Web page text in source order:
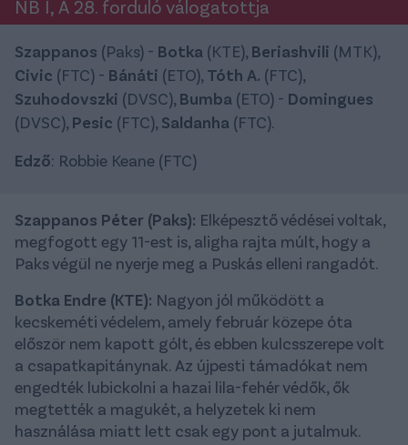
NB I, A 28. forduló válogatottja
Szappanos (Paks) - Botka (KTE), Beriashvili (MTK),
Civic (FTC) - Bánáti (ETO), Tóth A. (FTC),
Szuhodovszki (DVSC), Bumba (ETO) - Domingues
(DVSC), Pesic (FTC), Saldanha (FTC).
Edző: Robbie Keane (FTC)
Szappanos Péter (Paks): Elképesztő védései voltak,
megfogott egy 11-est is, aligha rajta múlt, hogy a
Paks végül ne nyerje meg a Puskás elleni rangadót.
Botka Endre (KTE): Nagyon jól működött a
kecskeméti védelem, amely február közepe óta
először nem kapott gólt, és ebben kulcsszerepe volt
a csapatkapitánynak. Az újpesti támadókat nem
engedték lubickolni a hazai lila-fehér védők, ők
megtették a magukét, a helyzetek ki nem
használása miatt lett csak egy pont a jutalmuk.